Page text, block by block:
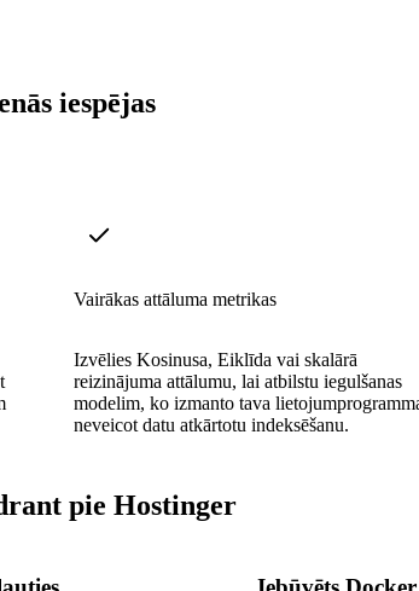
iespējas
Vairākas attāluma metrikas
Izvēlies Kosinusa, Eiklīda vai skalārā
reizinājuma attālumu, lai atbilstu iegulšanas
modelim, ko izmanto tava
neveicot datu atkārtotu indeksēšanu.
pie Hostinger